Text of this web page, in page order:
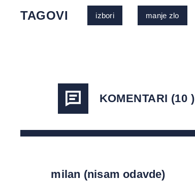
TAGOVI izbori manje zlo
KOMENTARI (10 )
milan (nisam odavde)